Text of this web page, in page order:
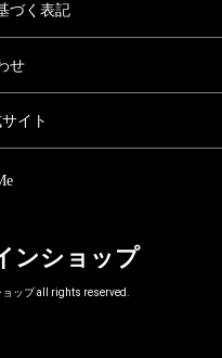
づく表記
せ
イト
ンショップ
ップ all rights reserved.